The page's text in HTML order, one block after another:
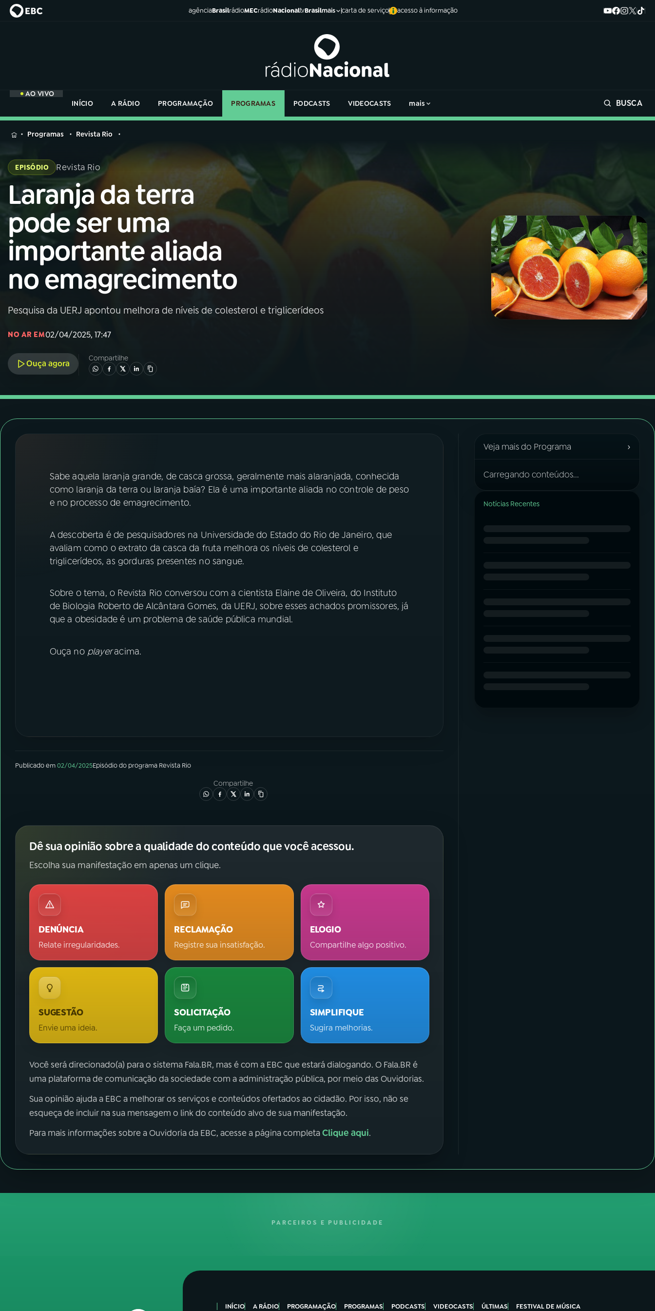
agênciaBrasilrádioMECrádioNacionaltvBrasilmais carta de serviço acesso à informação
AO VIVO
INÍCIO
A RÁDIO PROGRAMAÇÃO PROGRAMAS PODCASTS VIDEOCASTS mais BUSCA
MENU
Buscar
na
Rádio
Nacional
01 INÍCIO
02A RÁDIO
03PROGRAMAÇÃO
05PODCASTS
FESTIVAL DE MÚSICA
ACOMPANHE A RÁDIO NACIONAL
Instagram X
na
Rádio
Nacional
Programas Revista Rio
EPISÓDIO Revista Rio
Laranja da terra
pode ser uma
importante aliada
no emagrecimento
Pesquisa da UERJ apontou melhora de níveis de colesterol e triglicerídeos
NO AR EM02/04/2025, 17:47
Ouça agora
Compartilhe
Sabe aquela laranja grande, de casca grossa, geralmente mais alaranjada, conhecida
como laranja da terra ou laranja baía? Ela é uma importante aliada no controle de peso
e no processo de emagrecimento.
A descoberta é de pesquisadores na Universidade do Estado do Rio de Janeiro, que
avaliam como o extrato da casca da fruta melhora os níveis de colesterol e
triglicerídeos, as gorduras presentes no sangue.
Sobre o tema, o Revista Rio conversou com a cientista Elaine de Oliveira, do Instituto
de Biologia Roberto de Alcântara Gomes, da UERJ, sobre esses achados promissores, já
que a obesidade é um problema de saúde pública mundial.
Ouça no playeracima.
Publicado em02/04/2025Episódiodo programa Revista Rio
Compartilhe
Dê sua opinião sobre a qualidade do conteúdo que você acessou.
Escolha sua manifestação em apenas um clique.
DENÚNCIA
Relate irregularidades.
RECLAMAÇÃO
Registre sua insatisfação.
ELOGIO
Compartilhe algo positivo.
SUGESTÃO
Envie uma ideia.
SOLICITAÇÃO
Faça um pedido.
SIMPLIFIQUE
Sugira melhorias.
Você será direcionado(a) para o sistema Fala.BR, mas é com a EBC que estará dialogando. O Fala.BR é
uma plataforma de comunicação da sociedade com a administração pública, por meio das Ouvidorias.
Sua opinião ajuda a EBC a melhorar os serviços e conteúdos ofertados ao cidadão. Por isso, não se
esqueça de incluir na sua mensagem o link do conteúdo alvo de sua manifestação.
Para mais informações sobre a Ouvidoria da EBC, acesse a página completaClique aqui.
Veja mais do Programa ›
Carregando conteúdos...
Notícias Recentes
PARCEIROS E PUBLICIDADE
INÍCIO A RÁDIO PROGRAMAÇÃO PROGRAMAS PODCASTS VIDEOCASTS ÚLTIMAS FESTIVAL DE MÚSICA